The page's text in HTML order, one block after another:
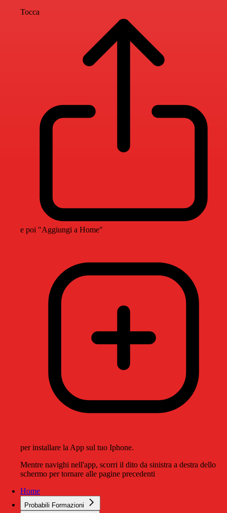
Tocca
e poi "Aggiungi a Home"
per installare la App sul tuo Iphone.
Mentre navighi nell'app, scorri il dito da sinistra a destra dello
schermo per tornare alle pagine precedenti
Home
Probabili Formazioni